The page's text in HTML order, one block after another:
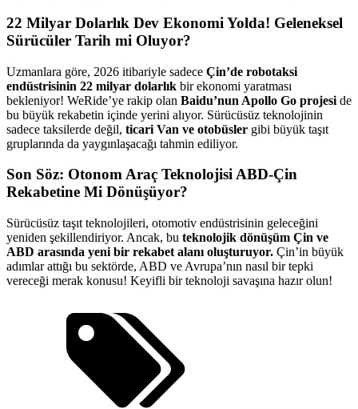
22 Milyar Dolarlık Dev Ekonomi Yolda! Geleneksel
Sürücüler Tarih mi Oluyor?
Uzmanlara göre, 2026 itibariyle sadece Çin’de robotaksi
endüstrisinin 22 milyar dolarlık bir ekonomi yaratması
bekleniyor! WeRide’ye rakip olan Baidu’nun Apollo Go projesi de
bu büyük rekabetin içinde yerini alıyor. Sürücüsüz teknolojinin
sadece taksilerde değil, ticari Van ve otobüsler gibi büyük taşıt
gruplarında da yaygınlaşacağı tahmin ediliyor.
Son Söz: Otonom Araç Teknolojisi ABD-Çin
Rekabetine Mi Dönüşüyor?
Sürücüsüz taşıt teknolojileri, otomotiv endüstrisinin geleceğini
yeniden şekillendiriyor. Ancak, bu teknolojik dönüşüm Çin ve
ABD arasında yeni bir rekabet alanı oluşturuyor. Çin’in büyük
adımlar attığı bu sektörde, ABD ve Avrupa’nın nasıl bir tepki
vereceği merak konusu! Keyifli bir teknoloji savaşına hazır olun!